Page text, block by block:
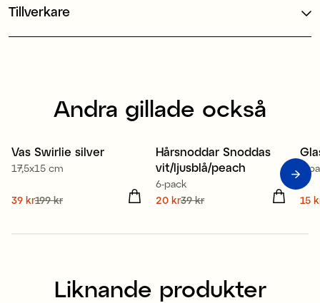
Tillverkare
Andra gillade också
Vas Swirlie silver
17,5x15 cm
Nuvarande pris
39 kr199 kr
Hårsnoddar Snoddas
vit/ljusblå/peach
6-pack
Nuvarande pris
20 kr39 kr
4-
15
Liknande produkter